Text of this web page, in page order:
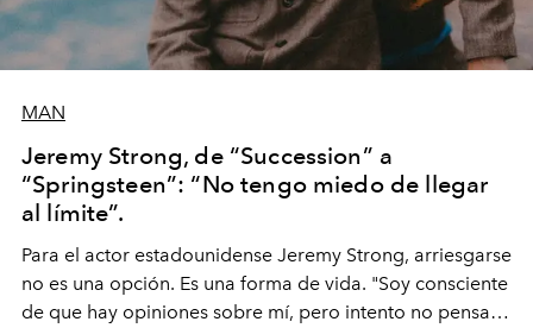
MAN
Jeremy Strong, de “Succession” a
“Springsteen”: “No tengo miedo de llegar
al límite”.
Para el actor estadounidense Jeremy Strong, arriesgarse
no es una opción. Es una forma de vida. "Soy consciente
de que hay opiniones sobre mí, pero intento no pensar